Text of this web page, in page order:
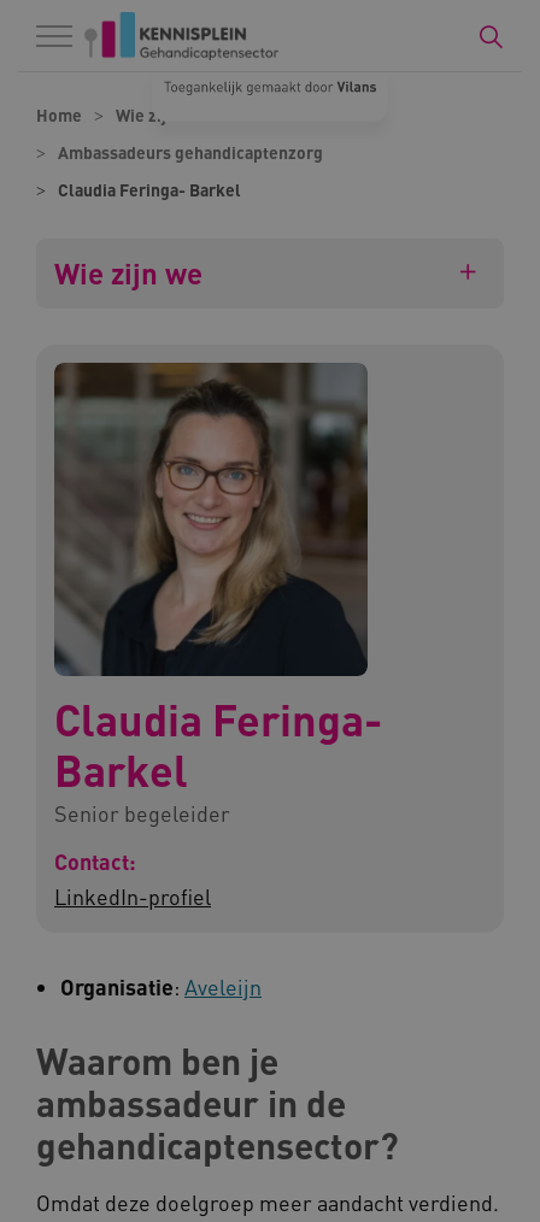
Naar hoofdinhoud
Naar footer
Home
Wie zijn we
Ambassadeurs gehandicaptenzorg
Claudia Feringa- Barkel
Wie zijn we
Claudia Feringa-
Barkel
Senior begeleider
Contact:
LinkedIn-profiel
Organisatie: Aveleijn
Waarom ben je
ambassadeur in de
gehandicaptensector?
Omdat deze doelgroep meer aandacht verdiend.